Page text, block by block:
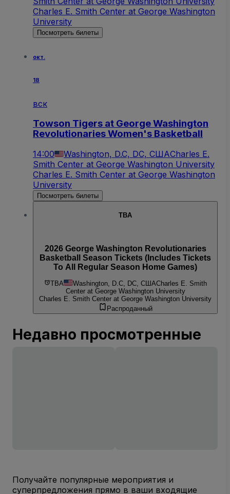
Charles E. Smith Center at George Washington
University
Посмотреть билеты
окт.
18
вск
Towson Tigers at George Washington
Revolutionaries Women's Basketball
14:00 Washington, D.C, DC, СШАCharles E.
Smith Center at George Washington University
Charles E. Smith Center at George Washington
University
Посмотреть билеты
TBA
2026 George Washington Revolutionaries
Basketball Season Tickets (Includes Tickets
To All Regular Season Home Games)
TBA Washington, D.C, DC, СШАCharles E. Smith
Center at George Washington University
Charles E. Smith Center at George Washington University
Распроданный
Недавно просмотренные
Получайте популярные мероприятия и
суперпредложения прямо в ваши входящие